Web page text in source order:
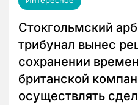
Стокгольмский
трибунал вынес
сохранении
британской
осуществлять